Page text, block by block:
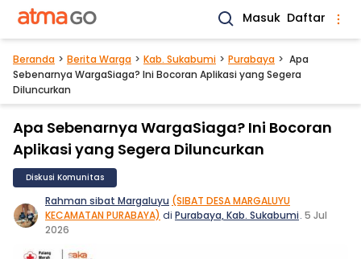
Masuk Daftar
Beranda Berita Warga Kab. Sukabumi Purabaya
Apa
Sebenarnya WargaSiaga? Ini Bocoran Aplikasi yang Segera
Diluncurkan
Apa Sebenarnya WargaSiaga? Ini Bocoran
Aplikasi yang Segera Diluncurkan
Diskusi Komunitas
Rahman sibat Margaluyu (SIBAT DESA MARGALUYU
KECAMATAN PURABAYA) di Purabaya, Kab. Sukabumi. 5 Jul
2026